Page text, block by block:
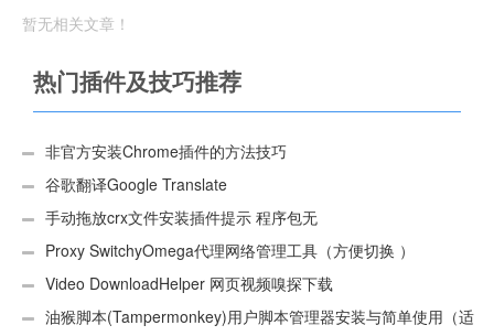
暂无相关文章！
热门插件及技巧推荐
非官方安装Chrome插件的方法技巧
谷歌翻译Google Translate
手动拖放crx文件安装插件提示 程序包无
效:“CEX_HEADER_INVALID”的解决办法
Proxy SwitchyOmega代理网络管理工具（方便切换 ）
Video DownloadHelper 网页视频嗅探下载
油猴脚本(Tampermonkey)用户脚本管理器安装与简单使用（适